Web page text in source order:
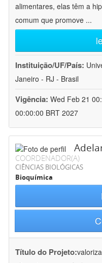
alimentares, elas têm a
comum que promove ...
Instituição/UF/País:
Janeiro - RJ - Brasil
Vigência: Wed Feb 21
00:00:00 BRT 2027
COORDENADOR(A)
CIÊNCIAS BIOLÓGICAS
Bioquímica
Título do Projeto: